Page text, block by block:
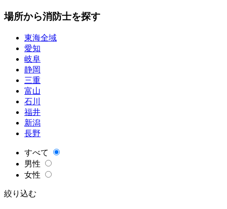
場所から消防士を探す
東海全域
愛知
岐阜
静岡
三重
富山
石川
福井
新潟
長野
すべて
男性
女性
絞り込む